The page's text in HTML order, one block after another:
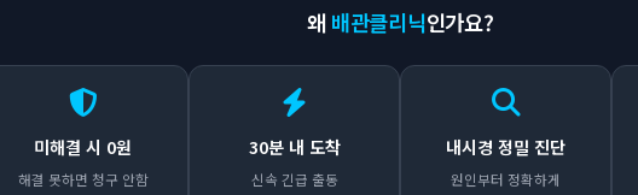
왜 배관클리닉인가요?
미해결 시 0원
해결 못하면 청구 안함
30분 내 도착
신속 긴급 출동
내시경 정밀 진단
원인부터 정확하게